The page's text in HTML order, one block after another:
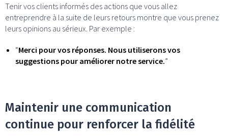
Tenir vos clients informés des actions que vous allez
entreprendre à la suite de leurs retours montre que vous prenez
leurs opinions au sérieux. Par exemple :
“Merci pour vos réponses. Nous utiliserons vos
suggestions pour améliorer notre service.”
Maintenir une communication
continue pour renforcer la fidélité